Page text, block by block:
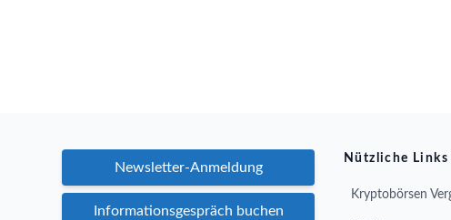
Newsletter-Anmeldung
Informationsgespräch buchen
Nützliche Links
Kryptobörsen